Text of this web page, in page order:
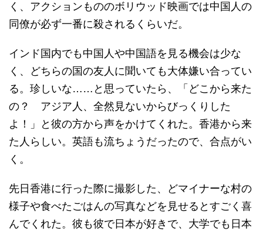
く、アクションもののボリウッド映画では中国人の
同僚が必ず一番に殺されるくらいだ。
インド国内でも中国人や中国語を見る機会は少な
く、どちらの国の友人に聞いても大体嫌い合ってい
る。珍しいな……と思っていたら、「どこから来た
の？ アジア人、全然見ないからびっくりした
よ！」と彼の方から声をかけてくれた。香港から来
た人らしい。英語も流ちょうだったので、合点がい
く。
先日香港に行った際に撮影した、どマイナーな村の
様子や食べたごはんの写真などを見せるとすごく喜
んでくれた。彼も彼で日本が好きで、大学でも日本